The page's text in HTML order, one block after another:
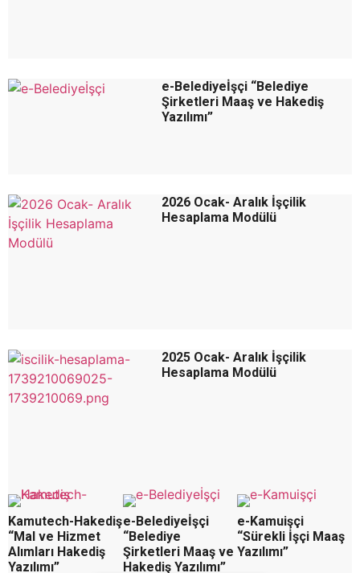
e-Belediyeİşçi “Belediye
Şirketleri Maaş ve Hakediş
Yazılımı”
2026 Ocak- Aralık İşçilik
Hesaplama Modülü
2025 Ocak- Aralık İşçilik
Hesaplama Modülü
Kamutech-Hakediş
“Mal ve Hizmet
Alımları Hakediş
Yazılımı”
e-Belediyeİşçi
“Belediye
Şirketleri Maaş ve
Hakediş Yazılımı”
e-Kamuişçi
“Sürekli İşçi Maaş
Yazılımı”